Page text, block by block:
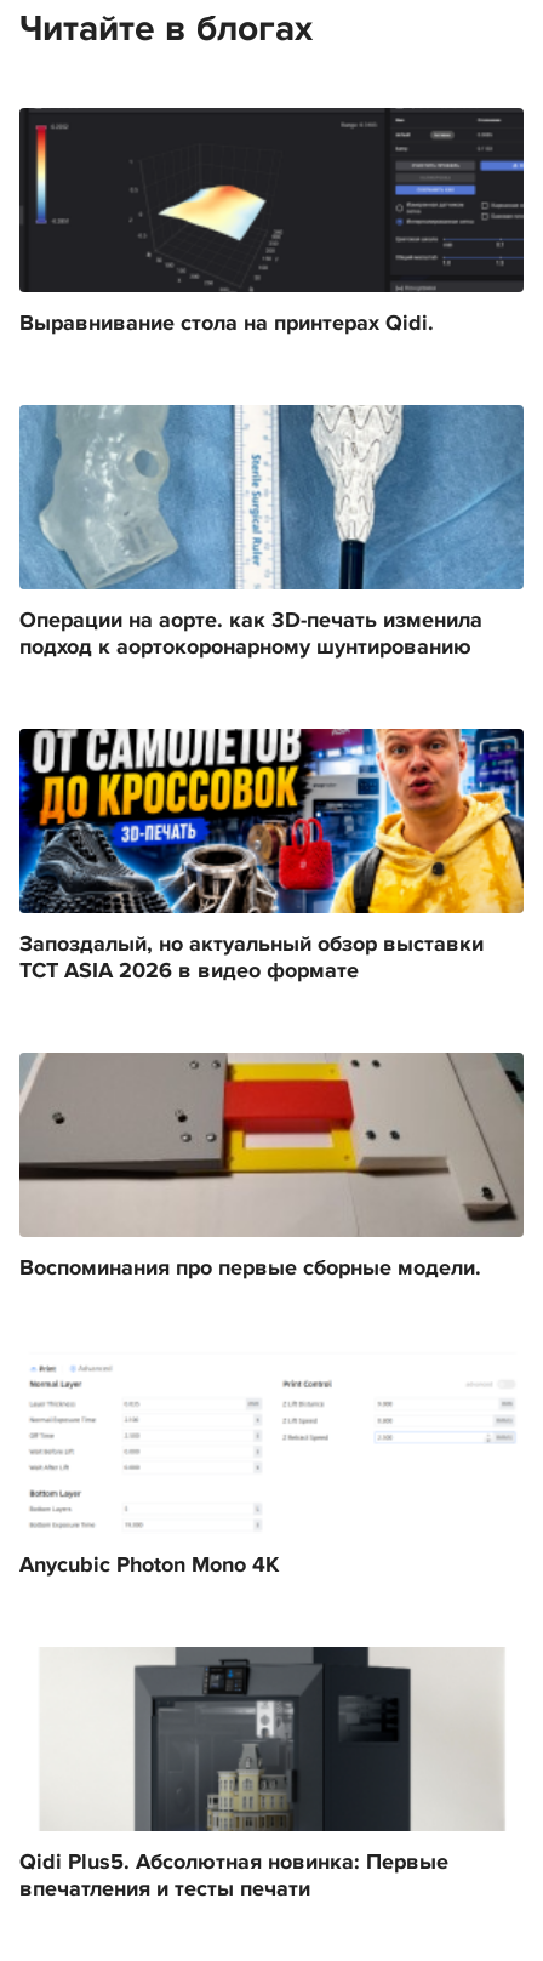
Читайте в блогах
Выравнивание стола на принтерах Qidi.
Операции на аорте. как 3D-печать изменила
подход к аортокоронарному шунтированию
Запоздалый, но актуальный обзор выставки
TCT ASIA 2026 в видео формате
Воспоминания про первые сборные модели.
Anycubic Photon Mono 4K
Qidi Plus5. Абсолютная новинка: Первые
впечатления и тесты печати